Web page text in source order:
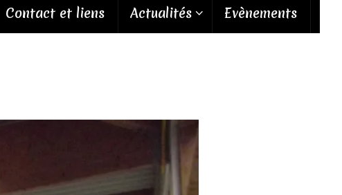
Contact et liens Actualités Evènements